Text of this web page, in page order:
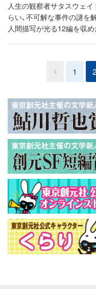
人生の観察者サタスウェ
らい、不可解な事件の謎を
人間描写が光る12編を収め
1